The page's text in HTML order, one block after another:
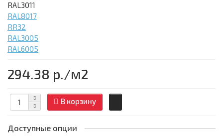
RAL3011
RAL8017
RR32
RAL3005
RAL6005
294.38 р./м2
В корзину
Доступные опции